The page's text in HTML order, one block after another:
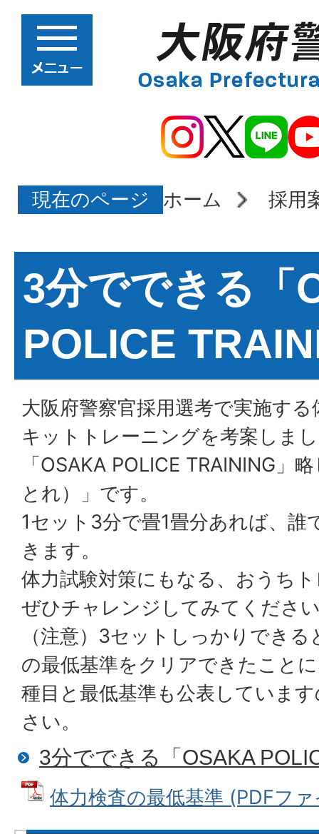
現在のページ ホーム 採用
3分でできる「
POLICE
大阪府警察官採用選考で実施す
キットトレーニングを考案しま
「OSAKA POLICE TRAINING」
とれ）」です。
1セット3分で畳1畳分あれば、誰
きます。
体力試験対策にもなる、おうち
ぜひチャレンジしてみてくださ
（注意）3セットしっかりでき
の最低基準をクリアできたこと
種目と最低基準も公表していま
さい。
3分でできる「OSAKA
体力検査の最低基準 (PDFフ